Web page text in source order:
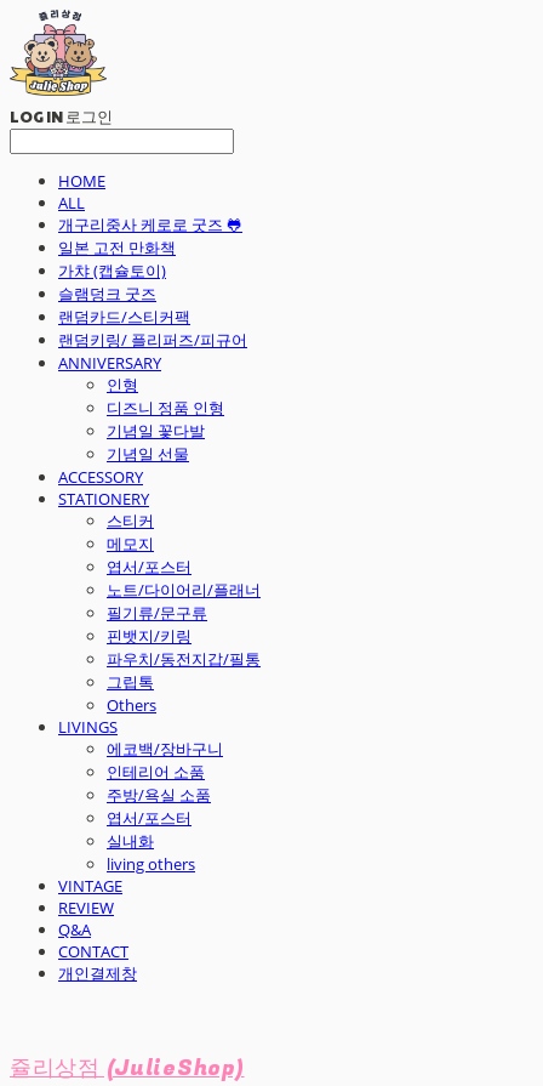
LOG IN로그인
HOME
ALL
개구리중사 케로로 굿즈 🐸
일본 고전 만화책
가챠 (캡슐토이)
슬램덩크 굿즈
랜덤카드/스티커팩
랜덤키링/ 플리퍼즈/피규어
ANNIVERSARY
인형
디즈니 정품 인형
기념일 꽃다발
기념일 선물
ACCESSORY
STATIONERY
스티커
메모지
엽서/포스터
노트/다이어리/플래너
필기류/문구류
핀뱃지/키링
파우치/동전지갑/필통
그립톡
Others
LIVINGS
에코백/장바구니
인테리어 소품
주방/욕실 소품
엽서/포스터
실내화
living others
VINTAGE
REVIEW
Q&A
CONTACT
개인결제창
쥴리상점 (JulieShop)